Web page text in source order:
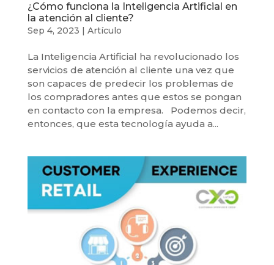
¿Cómo funciona la Inteligencia Artificial en
la atención al cliente?
Sep 4, 2023 | Artículo
La Inteligencia Artificial ha revolucionado los
servicios de atención al cliente una vez que
son capaces de predecir los problemas de
los compradores antes que estos se pongan
en contacto con la empresa. Podemos decir,
entonces, que esta tecnología ayuda a...